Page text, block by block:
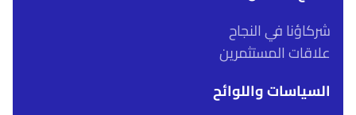
شركاؤنا في النجاح
علاقات المستثمرين
السياسات واللوائح